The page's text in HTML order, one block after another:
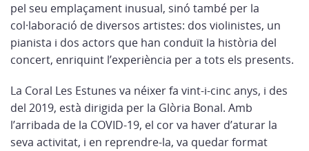
pel seu emplaçament inusual, sinó també per la
col·laboració de diversos artistes: dos violinistes, un
pianista i dos actors que han conduït la història del
concert, enriquint l’experiència per a tots els presents.
La Coral Les Estunes va néixer fa vint-i-cinc anys, i des
del 2019, està dirigida per la Glòria Bonal. Amb
l’arribada de la COVID-19, el cor va haver d’aturar la
seva activitat, i en reprendre-la, va quedar format